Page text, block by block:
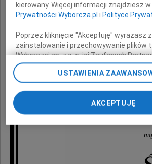
z domu
Pogrzeb poprzedzony
17 listopada 2011
na Cmentarzu
W
kierowany. Więcej informacji znajdziesz w
Prywatności Wyborcza.pl i Polityce
Poprzez kliknięcie "Akceptuję" wyrażasz
zainstalowanie i przechowywanie plików
Wyborczej sp. z o. o. jej Zaufanych
na Twoim urządzeniu końcowym.
chwili zmienić swoje preferencje dot.
ponownie wywołując narzędzie do
preferencjami dot. przetwarzania danych
odnośnik „Ustawienia prywatności” w
przechodząc do sekcji „Ustawienia
Zmiana ustawień plików cookie możliwa
My, nasi Zaufani Partnerzy i Agora S.A.
USTAWIENIA
AKCEPTUJĘ